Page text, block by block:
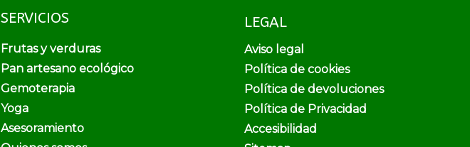
SERVICIOS
Frutas y verduras
Pan artesano ecológico
Gemoterapia
Yoga
Asesoramiento
LEGAL
Aviso legal
Política de cookies
Política de devoluciones
Política de Privacidad
Accesibilidad